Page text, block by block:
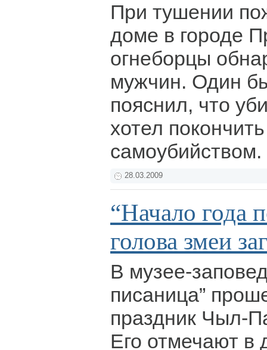
При тушении
доме в городе
огнеборцы
мужчин. Один
пояснил, что
хотел
самоубийством.
28.03.2009
“Начало года
голова змеи
В музее-
писаница”
праздник Чыл-
Его отмечают в